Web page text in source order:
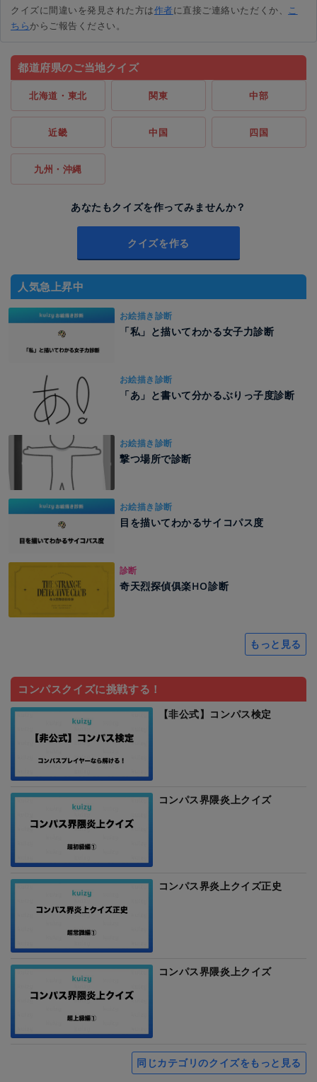
クイズに間違いを発見された方は作者に直接ご連絡いただくか、 こ
ちらからご報告ください。
都道府県のご当地クイズ
北海道・東北 関東 中部
近畿 中国 四国
九州・沖縄
あなたもクイズを作ってみませんか？
クイズを作る
人気急上昇中
お絵描き診断
「私」と描いてわかる女子力診断
お絵描き診断
「あ」と書いて分かるぶりっ子度診断
お絵描き診断
撃つ場所で診断
お絵描き診断
目を描いてわかるサイコパス度
診断
奇天烈探偵俱楽HO診断
もっと見る
コンパスクイズに挑戦する！
【非公式】コンパス検定
コンパス界隈炎上クイズ
コンパス界炎上クイズ正史
コンパス界隈炎上クイズ
同じカテゴリのクイズをもっと見る